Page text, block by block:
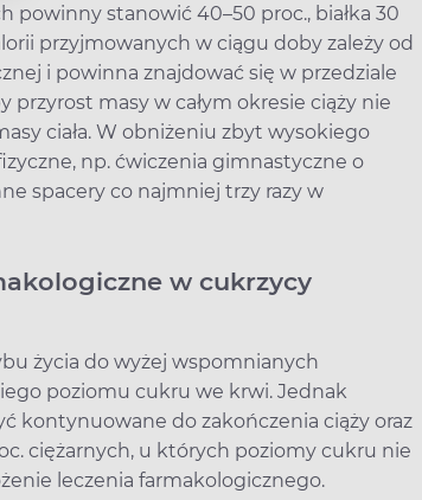
stanowić 40–50 proc., białka 30
przyjmowanych w ciągu doby zależy od
i powinna znajdować się w przedziale
przyrost masy w całym okresie ciąży nie
ciała. W obniżeniu zbyt wysokiego
np. ćwiczenia gimnastyczne o
spacery co najmniej trzy razy w
w cukrzycy
życia do wyżej wspomnianych
poziomu cukru we krwi. Jednak
kontynuowane do zakończenia ciąży oraz
ciężarnych, u których poziomy cukru nie
leczenia farmakologicznego.